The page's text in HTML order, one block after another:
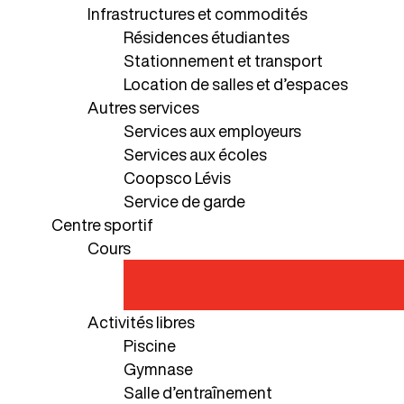
Infrastructures et commodités
Résidences étudiantes
Stationnement et transport
Location de salles et d’espaces
Autres services
Services aux employeurs
Services aux écoles
Coopsco Lévis
Service de garde
Centre sportif
Cours
Activités libres
Piscine
Gymnase
Salle d’entraînement